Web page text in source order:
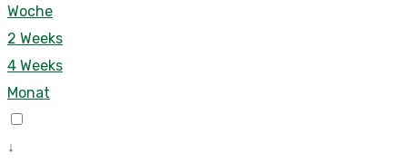
Woche
2 Weeks
4 Weeks
Monat
↓